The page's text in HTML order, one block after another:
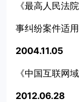
《最高人民法
事纠纷案件适
2004.11.05
《中国互联网
2012.06.28